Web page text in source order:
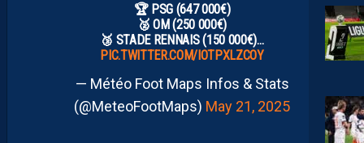
🏆 PSG (647 000€)
🥈 OM (250 000€)
🥉 STADE RENNAIS (150 000€)…
PIC.TWITTER.COM/IOTPXLZCOY
— Météo Foot Maps Infos & Stats
(@MeteoFootMaps) May 21, 2025